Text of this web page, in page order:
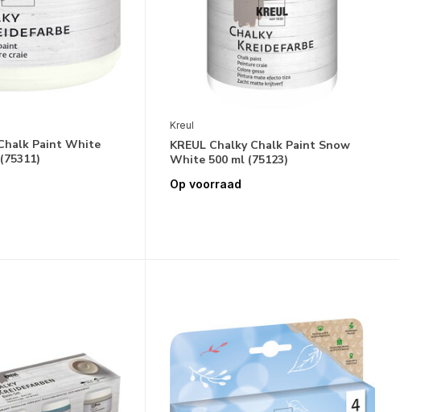
Paint White
Kreul
KREUL Chalky Chalk Paint Snow
White 500 ml (75123)
Op voorraad